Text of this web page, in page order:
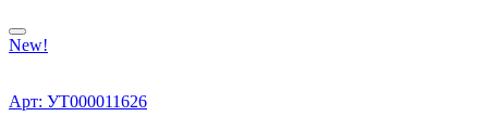
New!
Арт: УТ000011626